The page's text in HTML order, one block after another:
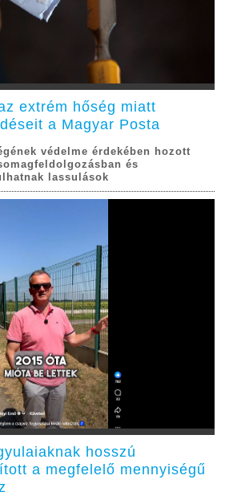
extrém hőség miatt
a Magyar Posta
védelme érdekében hozott
és
lassulások
hosszú
a megfelelő mennyiségű